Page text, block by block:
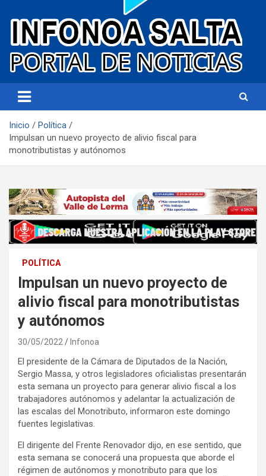
Infonoa Salta
Inicio
Política
Impulsan un nuevo proyecto de alivio fiscal para
monotributistas y autónomos
POLÍTICA
Impulsan un nuevo proyecto de
alivio fiscal para monotributistas
y autónomos
30/05/2022 Infonoa
El presidente de la Cámara de Diputados de la Nación,
Sergio Massa, y otros legisladores oficialistas presentarán
esta semana un proyecto para generar alivio fiscal a los
trabajadores autónomos y adelantar la actualización de
las escalas del Monotributo, informaron este domingo
fuentes legislativas.
El dirigente del Frente Renovador dijo, en ese sentido, que
esta semana se conocerá una propuesta que aborde el
régimen de autónomos y monotributo para que los